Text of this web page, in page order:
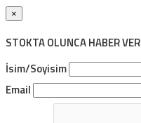
×
STOKTA OLUNCA HABER VER
İsim/Soyisim
Email